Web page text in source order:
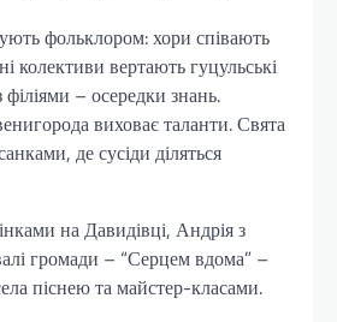
фольклором: хори співають
колективи вертають гуцульські
– осередки знань.
виховає таланти. Свята
де сусіди діляться
на Давидівці, Андрія з
громади – “Серцем вдома” –
піснею та майстер-класами.